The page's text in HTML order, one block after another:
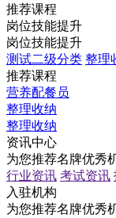
推荐课程
岗位技能提升
岗位技能提升
测试二级分类 整理
推荐课程
营养配餐员
整理收纳
整理收纳
资讯中心
为您推荐名牌优秀
行业资讯 考试资讯
入驻机构
为您推荐名牌优秀